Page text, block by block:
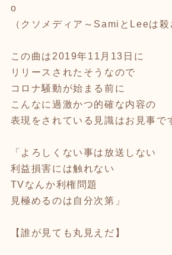
o
（クソメディア～SamiとLeeは殺
この曲は2019年11月13日に
リリースされたそうなので
コロナ騒動が始まる前に
こんなに過激かつ的確な内容の
表現をされている見識はお見事で
「よろしくない事は放送しない
利益損害には触れない
TVなんか利権問題
見極めるのは自分次第」
【誰が見ても丸見えだ】